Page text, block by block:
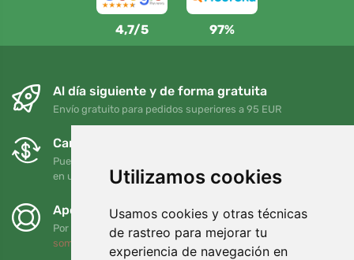
Utilizamos cookies
Usamos cookies y otras técnicas
de rastreo para mejorar tu
experiencia de navegación en
4,7/5 97%
Al día siguiente y de forma gratuita
Envío gratuito para pedidos superiores a 95 EUR
Cambios y devoluciones gratuitos
Puede devolver o cambiar su pedido en cualquier momento
en un plazo de 90 días
Apoyamos a Trees.org
Por cada pedido plantamos un árbol. Leer más
somos